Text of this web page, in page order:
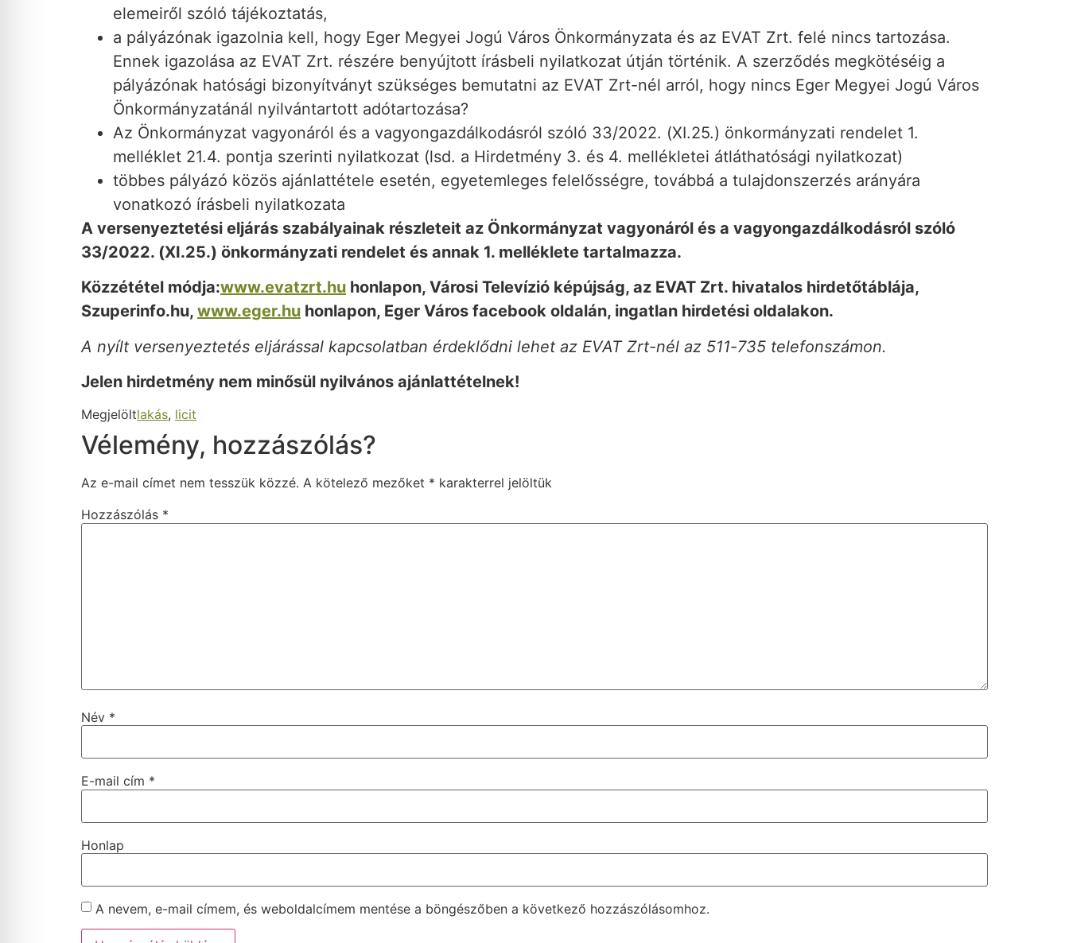
elemeiről szóló tájékoztatás,
a pályázónak igazolnia kell, hogy Eger Megyei Jogú Város Önkormányzata és az EVAT Zrt. felé nincs tartozása.
Ennek igazolása az EVAT Zrt. részére benyújtott írásbeli nyilatkozat útján történik. A szerződés megkötéséig a
pályázónak hatósági bizonyítványt szükséges bemutatni az EVAT Zrt-nél arról, hogy nincs Eger Megyei Jogú Város
Önkormányzatánál nyilvántartott adótartozása?
Az Önkormányzat vagyonáról és a vagyongazdálkodásról szóló 33/2022. (XI.25.) önkormányzati rendelet 1.
melléklet 21.4. pontja szerinti nyilatkozat (lsd. a Hirdetmény 3. és 4. mellékletei átláthatósági nyilatkozat)
többes pályázó közös ajánlattétele esetén, egyetemleges felelősségre, továbbá a tulajdonszerzés arányára
vonatkozó írásbeli nyilatkozata
A versenyeztetési eljárás szabályainak részleteit az Önkormányzat vagyonáról és a vagyongazdálkodásról szóló
33/2022. (XI.25.) önkormányzati rendelet és annak 1. melléklete tartalmazza.
Közzététel módja:www.evatzrt.hu honlapon, Városi Televízió képújság, az EVAT Zrt. hivatalos hirdetőtáblája,
Szuperinfo.hu, www.eger.hu honlapon, Eger Város facebook oldalán, ingatlan hirdetési oldalakon.
A nyílt versenyeztetés eljárással kapcsolatban érdeklődni lehet az EVAT Zrt-nél az 511-735 telefonszámon.
Jelen hirdetmény nem minősül nyilvános ajánlattételnek!
Megjelöltlakás, licit
Vélemény, hozzászólás?
Az e-mail címet nem tesszük közzé. A kötelező mezőket * karakterrel jelöltük
Hozzászólás *
Név *
E-mail cím *
Honlap
A nevem, e-mail címem, és weboldalcímem mentése a böngészőben a következő hozzászólásomhoz.